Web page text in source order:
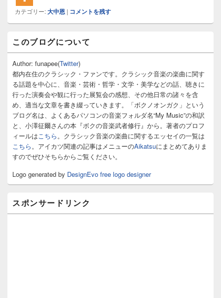
カテゴリー:大中恩 | コメントを残す
ン
サ
イ
バ
ー
ウ
ィ
ト
エ
ア
このブログについて
Author: funapee(Twitter)
都内在住のクラシック・ファンです。クラシック音楽の楽曲に関す
る話題を中心に、音楽・芸術・哲学・文学・美学などの話、聴きに
行った演奏会や観に行った展覧会の感想、その他日常の諸々を含
め、適当な文章を書き綴っていきます。「ボクノオンガク」という
ブログ名は、よくあるパソコンの音楽フォルダ名“My Music”の和訳
と、小澤征爾さんの本『ボクの音楽武者修行』から。著者のプロフ
ィールは こちら 。クラシック音楽の楽曲に関するエッセイの一覧は
こちら 。アイカツ関連の記事はメニューのAikatsuにまとめてありま
すのでぜひそちらからご覧ください。
Logo generated by DesignEvo free logo designer
スポンサードリンク